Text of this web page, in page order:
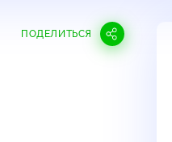
ПОДЕЛИТЬСЯ